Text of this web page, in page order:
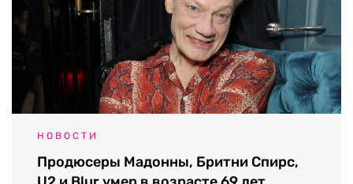
НОВОСТИ
Продюсеры Мадонны, Бритни Спирс,